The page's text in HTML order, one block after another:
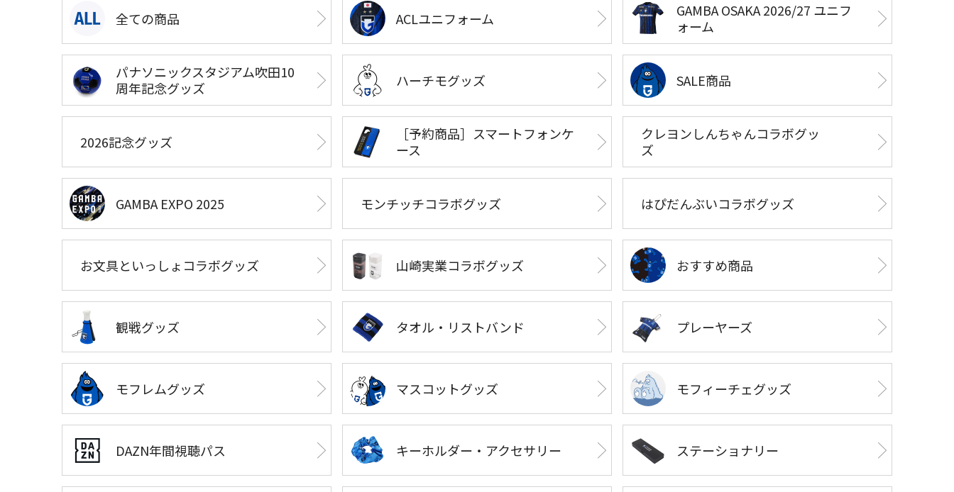
全ての商品 ACLユニフォーム
GAMBA OSAKA 2026/27 ユニフ
ォーム
パナソニックスタジアム吹田10
周年記念グッズ
ハーチモグッズ SALE商品
2026記念グッズ
［予約商品］スマートフォンケ
ース
クレヨンしんちゃんコラボグッ
ズ
GAMBA EXPO 2025 モンチッチコラボグッズ はぴだんぶいコラボグッズ
お文具といっしょコラボグッズ 山崎実業コラボグッズ おすすめ商品
観戦グッズ タオル・リストバンド プレーヤーズ
モフレムグッズ マスコットグッズ モフィーチェグッズ
DAZN年間視聴パス キーホルダー・アクセサリー ステーショナリー